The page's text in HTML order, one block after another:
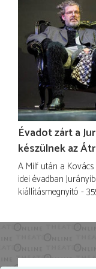
Évadot zárt a
készülnek az
A Milf után a
idei évadban
kiállításmegnyitó -